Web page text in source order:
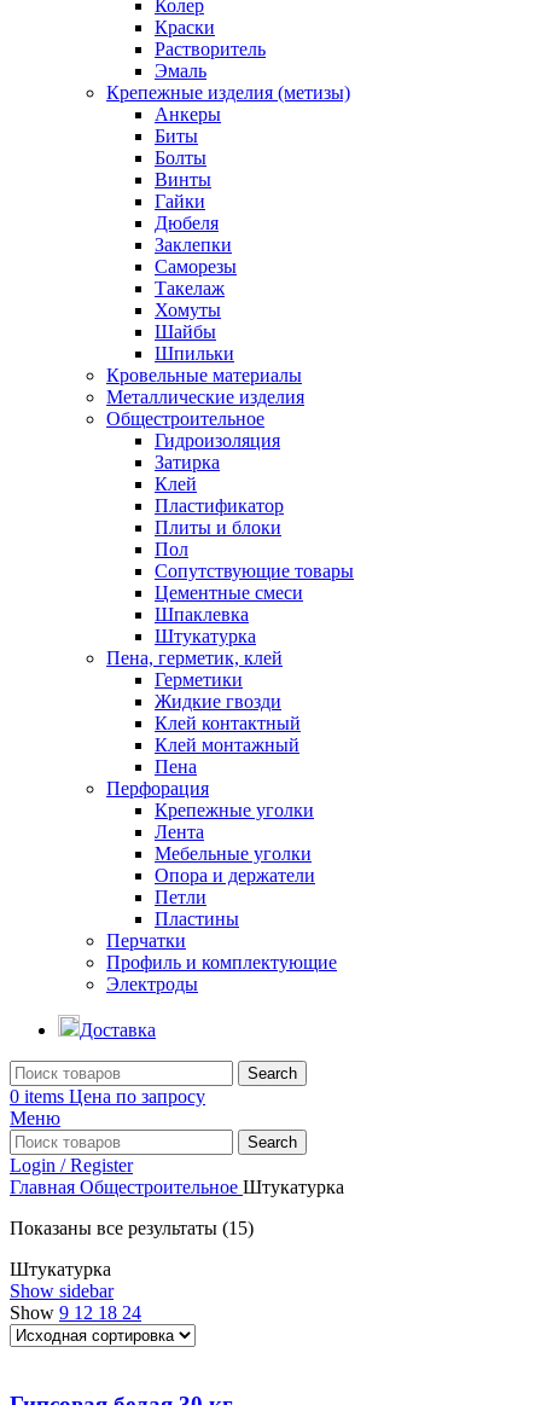
Колер
Краски
Растворитель
Эмаль
Крепежные изделия (метизы)
Анкеры
Биты
Болты
Винты
Гайки
Дюбеля
Заклепки
Саморезы
Такелаж
Хомуты
Шайбы
Шпильки
Кровельные материалы
Металлические изделия
Общестроительное
Гидроизоляция
Затирка
Клей
Пластификатор
Плиты и блоки
Пол
Сопутствующие товары
Цементные смеси
Шпаклевка
Штукатурка
Пена, герметик, клей
Герметики
Жидкие гвозди
Клей контактный
Клей монтажный
Пена
Перфорация
Крепежные уголки
Лента
Мебельные уголки
Опора и держатели
Петли
Пластины
Перчатки
Профиль и комплектующие
Электроды
Доставка
Search
0 items Цена по запросу
Меню
Search
Login / Register
Главная Общестроительное Штукатурка
Показаны все результаты (15)
Штукатурка
Show sidebar
Show 9 12 18 24